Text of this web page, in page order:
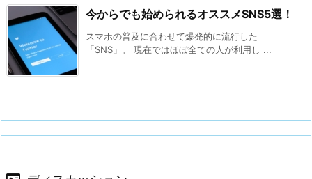
今からでも始められるオススメSNS5選！
スマホの普及に合わせて爆発的に流行した
「SNS」。 現在ではほぼ全ての人が利用し ...